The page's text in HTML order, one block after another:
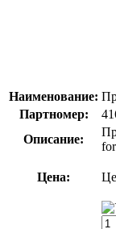
Наименование:
Партномер:
Описание:
Цена: